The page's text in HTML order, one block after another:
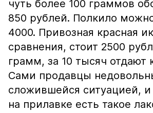
чуть более 100 граммов
850 рублей. Полкило
4000. Привозная красная
сравнения, стоит 2500
грамм, за 10 тысяч отдают
Сами продавцы
сложившейся ситуацией, и
на прилавке есть такое